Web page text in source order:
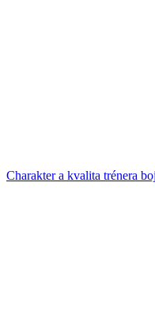
Charakter a kvalita trénera